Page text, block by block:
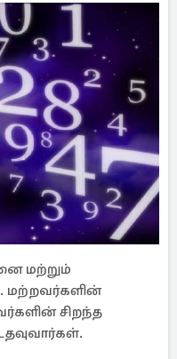
மற்றும்
சிறந்த